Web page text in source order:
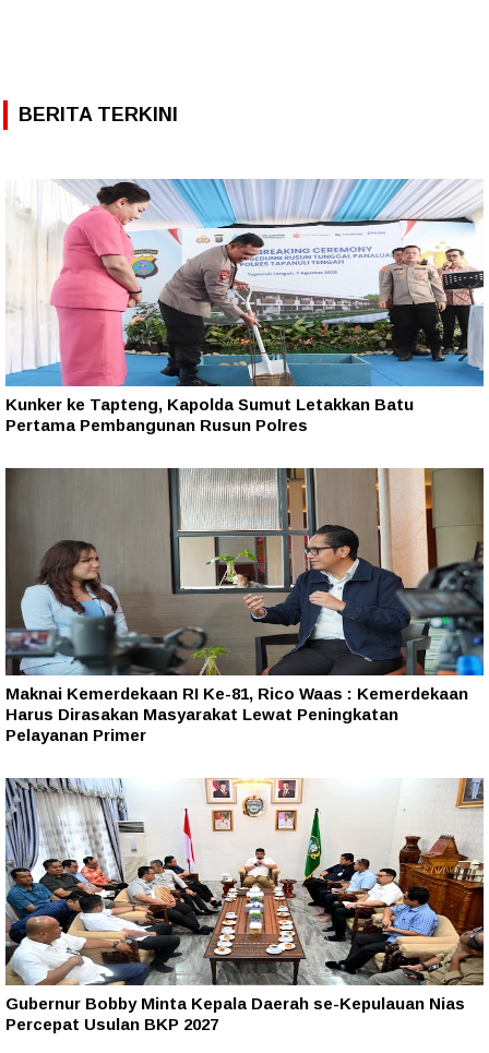
BERITA TERKINI
Kunker ke Tapteng, Kapolda Sumut Letakkan Batu
Pertama Pembangunan Rusun Polres
Maknai Kemerdekaan RI Ke-81, Rico Waas : Kemerdekaan
Harus Dirasakan Masyarakat Lewat Peningkatan
Pelayanan Primer
Gubernur Bobby Minta Kepala Daerah se-Kepulauan Nias
Percepat Usulan BKP 2027